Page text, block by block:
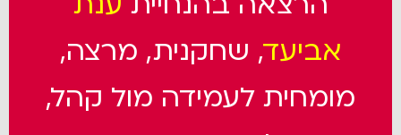
אביעד, שחקנית, מרצה,
מומחית לעמידה מול קהל,